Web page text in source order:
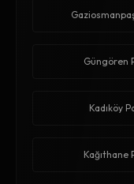
Güngören
Kadıköy